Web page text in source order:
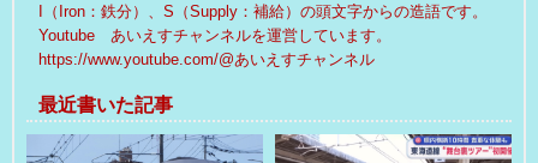
I（Iron：鉄分）、S（Supply：補給）の頭文字からの造語です。
Youtube あいえすチャンネルを運営しています。
https://www.youtube.com/@あいえすチャンネル
最近書いた記事